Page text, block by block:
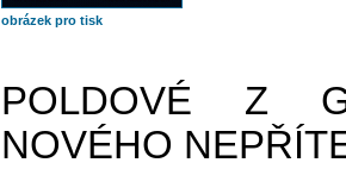
obrázek pro tisk
POLDOVÉ Z
NOVÉHO